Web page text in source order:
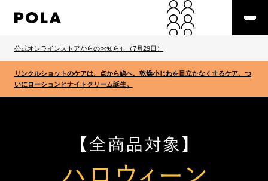
公式オンラインストアからのお知らせ（7月29日）
リンクルショットのケアは、点から線へ。乾燥小じわを目立たなくするケア。つ
いにローションとナイトクリーム誕生。